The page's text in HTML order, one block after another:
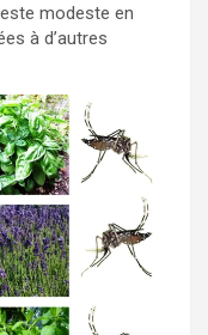
modeste en
à d’autres